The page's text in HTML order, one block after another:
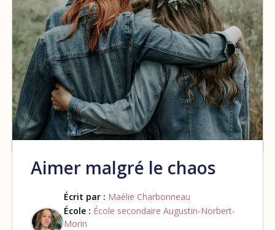
Aimer malgré le chaos
Écrit par : Maélie Charbonneau
École : École secondaire Augustin-Norbert-
Morin